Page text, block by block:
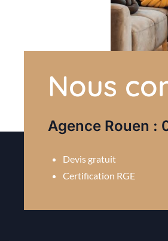
Nous
Agence Rouen :
Devis gratuit
Certification RGE